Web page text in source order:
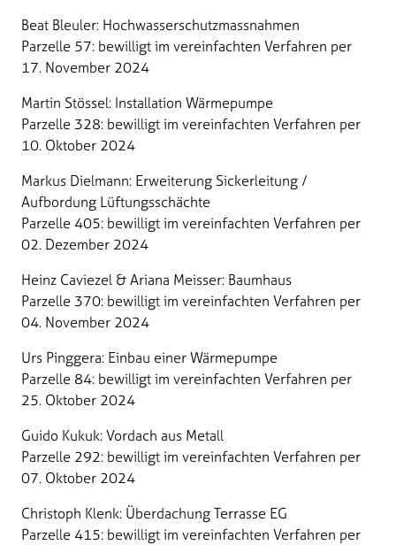
Beat Bleuler: Hochwasserschutzmassnahmen
Parzelle 57: bewilligt im vereinfachten Verfahren per
17. November 2024
Martin Stössel: Installation Wärmepumpe
Parzelle 328: bewilligt im vereinfachten Verfahren per
10. Oktober 2024
Markus Dielmann: Erweiterung Sickerleitung /
Aufbordung Lüftungsschächte
Parzelle 405: bewilligt im vereinfachten Verfahren per
02. Dezember 2024
Heinz Caviezel & Ariana Meisser: Baumhaus
Parzelle 370: bewilligt im vereinfachten Verfahren per
04. November 2024
Urs Pinggera: Einbau einer Wärmepumpe
Parzelle 84: bewilligt im vereinfachten Verfahren per
25. Oktober 2024
Guido Kukuk: Vordach aus Metall
Parzelle 292: bewilligt im vereinfachten Verfahren per
07. Oktober 2024
Christoph Klenk: Überdachung Terrasse EG
Parzelle 415: bewilligt im vereinfachten Verfahren per